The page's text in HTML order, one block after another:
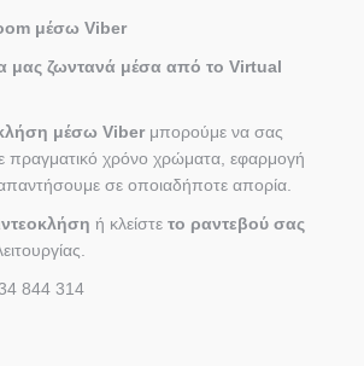
μέσω Viber
μας ζωντανά μέσα από το Virtual
μέσω Viber μπορούμε να σας
πραγματικό χρόνο χρώματα, εφαρμογή
σε οποιαδήποτε απορία.
ή κλείστε το ραντεβού σας
844 314